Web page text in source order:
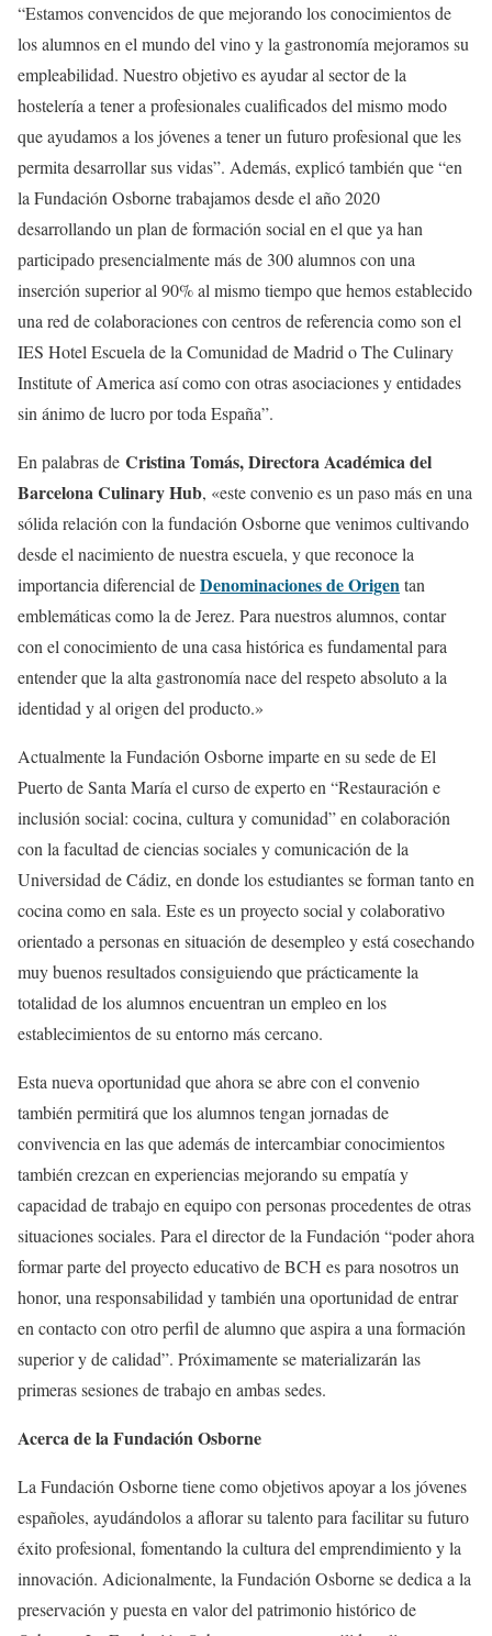
“Estamos convencidos de que mejorando los conocimientos de
los alumnos en el mundo del vino y la gastronomía mejoramos su
empleabilidad. Nuestro objetivo es ayudar al sector de la
hostelería a tener a profesionales cualificados del mismo modo
que ayudamos a los jóvenes a tener un futuro profesional que les
permita desarrollar sus vidas”. Además, explicó también que “en
la Fundación Osborne trabajamos desde el año 2020
desarrollando un plan de formación social en el que ya han
participado presencialmente más de 300 alumnos con una
inserción superior al 90% al mismo tiempo que hemos establecido
una red de colaboraciones con centros de referencia como son el
IES Hotel Escuela de la Comunidad de Madrid o The Culinary
Institute of America así como con otras asociaciones y entidades
sin ánimo de lucro por toda España”.
En palabras de Cristina Tomás, Directora Académica del
Barcelona Culinary Hub, «este convenio es un paso más en una
sólida relación con la fundación Osborne que venimos cultivando
desde el nacimiento de nuestra escuela, y que reconoce la
importancia diferencial deDenominaciones de Origentan
emblemáticas como la de Jerez. Para nuestros alumnos, contar
con el conocimiento de una casa histórica es fundamental para
entender que la alta gastronomía nace del respeto absoluto a la
identidad y al origen del producto.»
Actualmente la Fundación Osborne imparte en su sede de El
Puerto de Santa María el curso de experto en “Restauración e
inclusión social: cocina, cultura y comunidad” en colaboración
con la facultad de ciencias sociales y comunicación de la
Universidad de Cádiz, en donde los estudiantes se forman tanto en
cocina como en sala. Este es un proyecto social y colaborativo
orientado a personas en situación de desempleo y está cosechando
muy buenos resultados consiguiendo que prácticamente la
totalidad de los alumnos encuentran un empleo en los
establecimientos de su entorno más cercano.
Esta nueva oportunidad que ahora se abre con el convenio
también permitirá que los alumnos tengan jornadas de
convivencia en las que además de intercambiar conocimientos
también crezcan en experiencias mejorando su empatía y
capacidad de trabajo en equipo con personas procedentes de otras
situaciones sociales. Para el director de la Fundación “poder ahora
formar parte del proyecto educativo de BCH es para nosotros un
honor, una responsabilidad y también una oportunidad de entrar
en contacto con otro perfil de alumno que aspira a una formación
superior y de calidad”. Próximamente se materializarán las
primeras sesiones de trabajo en ambas sedes.
Acerca de la Fundación Osborne
La Fundación Osborne tiene como objetivos apoyar a los jóvenes
españoles, ayudándolos a aflorar su talento para facilitar su futuro
éxito profesional, fomentando la cultura del emprendimiento y la
innovación. Adicionalmente, la Fundación Osborne se dedica a la
preservación y puesta en valor del patrimonio histórico de